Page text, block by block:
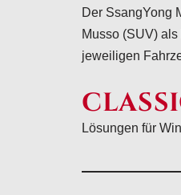
Der SsangYong
Musso (SUV)
jeweiligen
Lösungen für